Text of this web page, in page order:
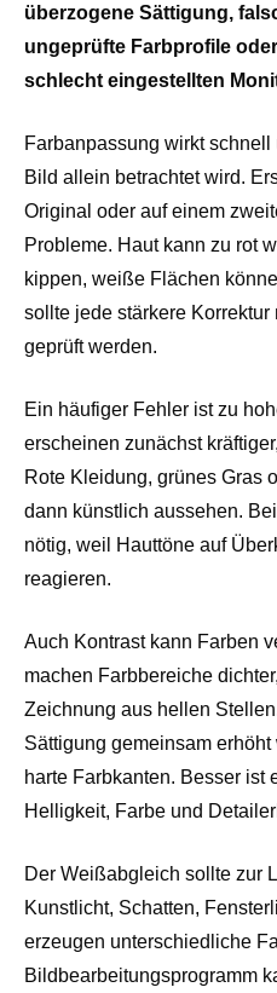
überzogene Sättigung,
ungeprüfte Farbprofile
schlecht eingestellten
Farbanpassung wirkt
Bild allein betrachtet wird.
Original oder auf einem
Probleme. Haut kann zu rot
kippen, weiße Flächen
sollte jede stärkere
geprüft werden.
Ein häufiger Fehler ist zu
erscheinen zunächst
Rote Kleidung, grünes Gras
dann künstlich aussehen.
nötig, weil Hauttöne auf
reagieren.
Auch Kontrast kann Farben
machen Farbbereiche
Zeichnung aus hellen
Sättigung gemeinsam erhöht
harte Farbkanten. Besser ist
Helligkeit, Farbe und
Der Weißabgleich sollte zur
Kunstlicht, Schatten,
erzeugen unterschiedliche
Bildbearbeitungsprogramm